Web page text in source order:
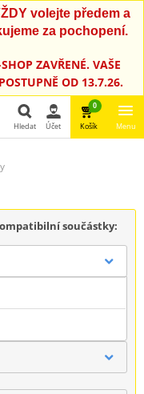
volejte předem a
za pochopení.
ZAVŘENÉ. VAŠE
OD 13.7.26.
Hledat Účet
0
Košík Menu
součástky: